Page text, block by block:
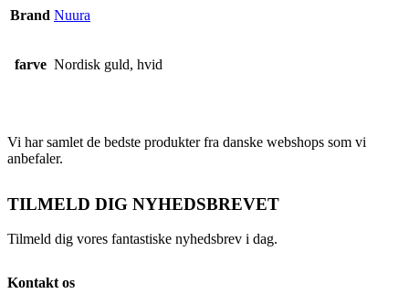
Brand Nuura
farve Nordisk guld, hvid
Vi har samlet de bedste produkter fra danske webshops som vi
anbefaler.
TILMELD DIG NYHEDSBREVET
Tilmeld dig vores fantastiske nyhedsbrev i dag.
Kontakt os